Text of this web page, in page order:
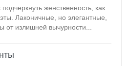
женственность, как
Лаконичные, но элегантные,
от излишней вычурности...